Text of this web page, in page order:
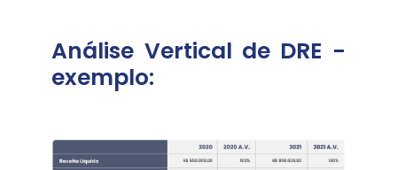
Análise Vertical de DRE -
exemplo: